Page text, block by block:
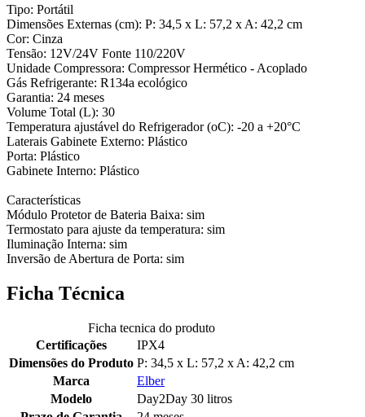
Tipo: Portátil
Dimensões Externas (cm): P: 34,5 x L: 57,2 x A: 42,2 cm
Cor: Cinza
Tensão: 12V/24V Fonte 110/220V
Unidade Compressora: Compressor Hermético - Acoplado
Gás Refrigerante: R134a ecológico
Garantia: 24 meses
Volume Total (L): 30
Temperatura ajustável do Refrigerador (oC): -20 a +20°C
Laterais Gabinete Externo: Plástico
Porta: Plástico
Gabinete Interno: Plástico
Características
Módulo Protetor de Bateria Baixa: sim
Termostato para ajuste da temperatura: sim
Iluminação Interna: sim
Inversão de Abertura de Porta: sim
Ficha Técnica
Ficha tecnica do produto
Certificações
IPX4
Dimensões do Produto P: 34,5 x L: 57,2 x A: 42,2 cm
Marca
Elber
Modelo
Day2Day 30 litros